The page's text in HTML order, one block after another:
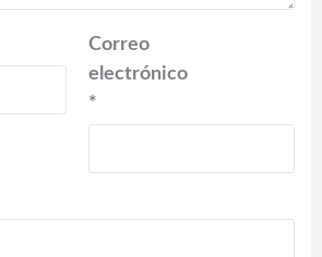
Correo
electrónico
*